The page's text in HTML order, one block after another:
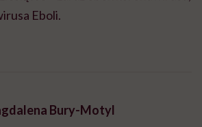
Eboli.
Bury-Motyl